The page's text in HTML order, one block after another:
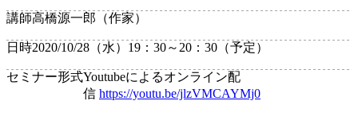
講師高橋源一郎（作家）
日時2020/10/28（水）19：30～20：30（予定）
セミナー形式Youtubeによるオンライン配
信 https://youtu.be/jlzVMCAYMj0